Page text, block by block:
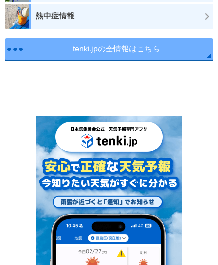
熱中症情報
tenki.jpの全情報はこちら